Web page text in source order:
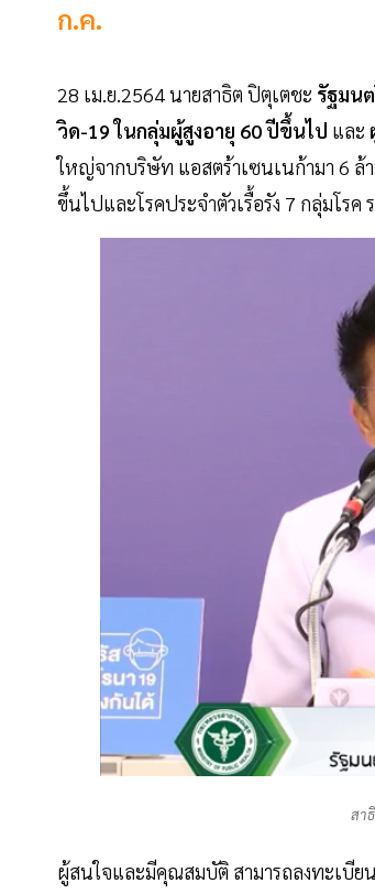
ก.ค.
28 เม.ย.2564 นายสาธิต ปิตุเตชะ รัฐมน
วิด-19 ในกลุ่มผู้สูงอายุ 60 ปีขึ้นไป และ
ใหญ่จากบริษัท แอสตร้าเซนเนก้ามา 6 ล้
ขึ้นไปและโรคประจำตัวเรื้อรัง 7 กลุ่มโร
สา
ผู้สนใจและมีคุณสมบัติ สามารถลงทะเบี